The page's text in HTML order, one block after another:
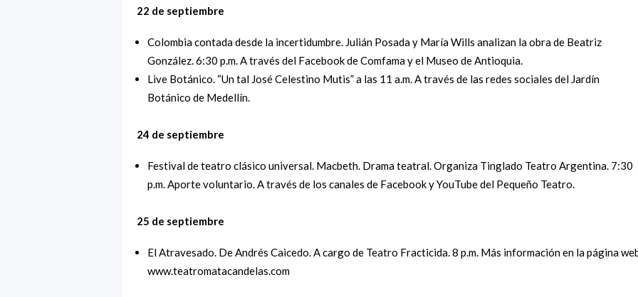
22 de septiembre
Colombia contada desde la incertidumbre. Julián Posada y María Wills analizan la obra de Beatriz
González. 6:30 p.m. A través del Facebook de Comfama y el Museo de Antioquia.
Live Botánico. “Un tal José Celestino Mutis” a las 11 a.m. A través de las redes sociales del Jardín
Botánico de Medellín.
24 de septiembre
Festival de teatro clásico universal. Macbeth. Drama teatral. Organiza Tinglado Teatro Argentina. 7:30
p.m. Aporte voluntario. A través de los canales de Facebook y YouTube del Pequeño Teatro.
25 de septiembre
El Atravesado. De Andrés Caicedo. A cargo de Teatro Fracticida. 8 p.m. Más información en la página
www.teatromatacandelas.com